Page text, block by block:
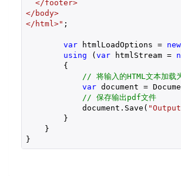
  </footer>
</body>
</html>" ;
var htmlLoadOptions = new
using (var htmlStream =
        {
// 将输入的HTML文本加载为
var document =
// 保存输出pdf文件
            document.Save(
        }
    }
}